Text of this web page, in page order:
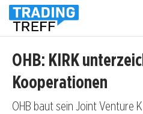
OHB: KIRK
Kooperationen
OHB baut sein Joint Venture